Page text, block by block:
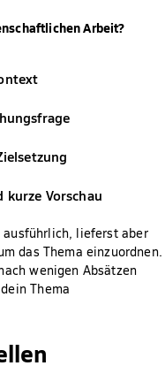
Arbeit?
kurze Vorschau
lieferst aber
das Thema einzuordnen.
wenigen Absätzen
Thema